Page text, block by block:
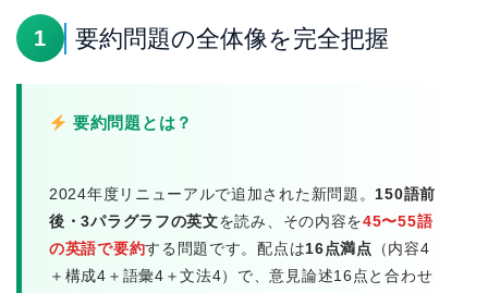
1 要約問題の全体像を完全把握
要約問題とは？
2024年度リニューアルで追加された新問題。 150語前
後・3パラグラフの英文を読み、その内容を45〜55語
の英語で要約する問題です。配点は16点満点 （内容4
＋構成4＋語彙4＋文法4）で、意見論述16点と合わせ